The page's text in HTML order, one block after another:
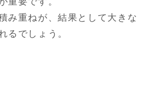
み重ねが、結果として大きな
るでしょう。